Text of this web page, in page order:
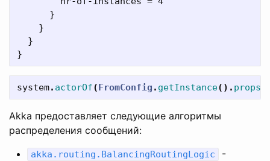
      }
    }
  }
system. actorOf(FromConfig . getInstance(). props
Akka предоставляет следующие алгоритмы
распределения сообщений:
akka.routing.BalancingRoutingLogic
-